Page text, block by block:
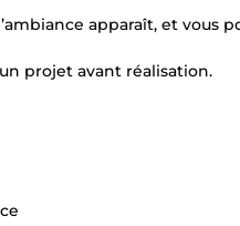
apparaît, et vous
projet avant réalisation.